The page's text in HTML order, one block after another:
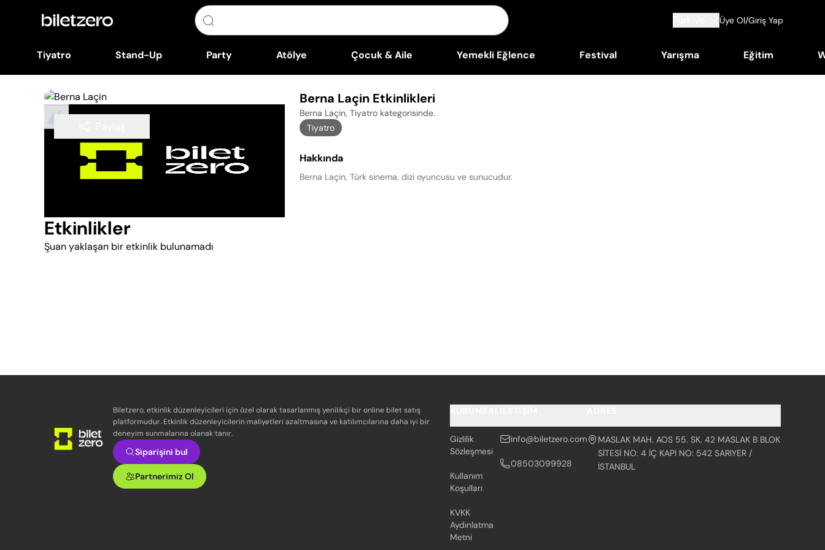
Üye Ol/Giriş Yap
Tiyatro Stand-Up Party Atölye Çocuk & Aile Yemekli Eğlence Festival Yarışma Eğitim
Berna Laçin Etkinlikleri
Berna Laçin, Tiyatro kategorisinde.
Tiyatro
Hakkında
Berna Laçin, Türk sinema, dizi oyuncusu ve sunucudur.
Etkinlikler
Şuan yaklaşan bir etkinlik bulunamadı
Biletzero, etkinlik düzenleyicileri için özel olarak tasarlanmış yenilikçi bir online bilet satış
platformudur. Etkinlik düzenleyicilerin maliyetleri azaltmasına ve katılımcılarına daha iyi bir
deneyim sunmalarına olanak tanır.
Siparişini bul
Partnerimiz Ol
Gizlilik
Sözleşmesi
Kullanım
Koşulları
KVKK
Aydınlatma
Metni
info@biletzero.com
08503099928
MASLAK MAH. AOS 55. SK. 42 MASLAK B BLOK
SİTESİ NO: 4 İÇ KAPI NO: 542 SARIYER /
İSTANBUL